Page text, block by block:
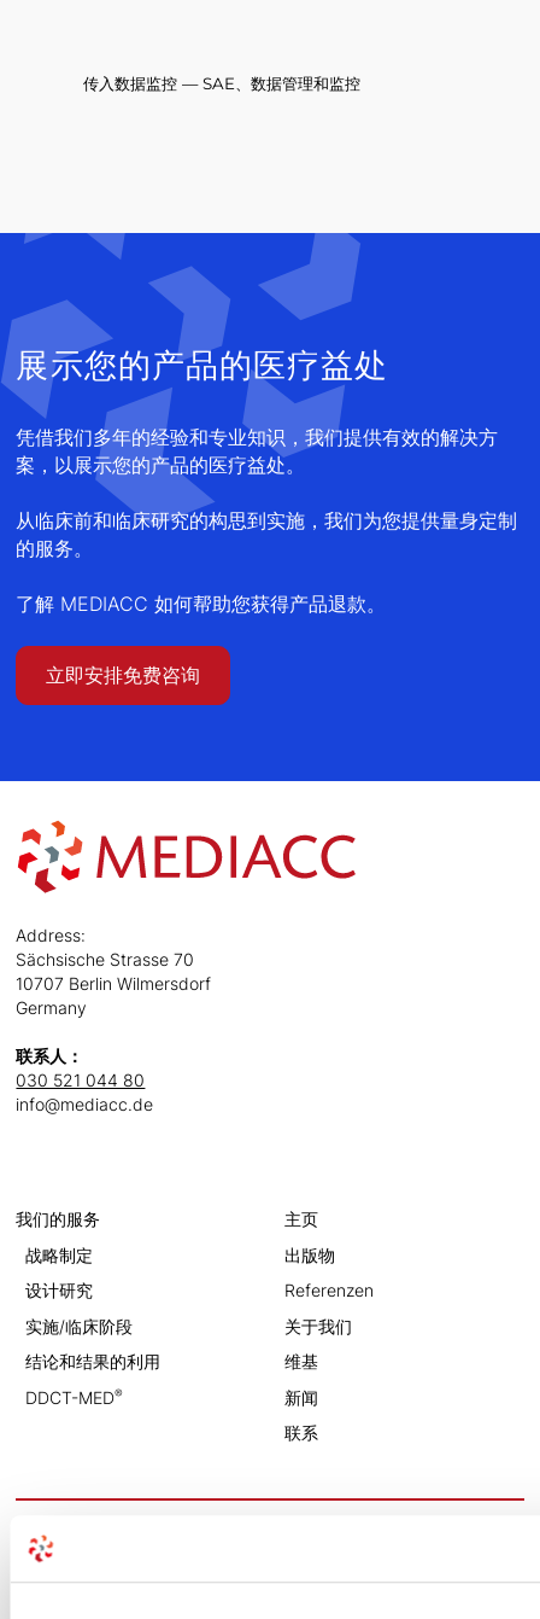
传入数据监控 — SAE、数据管理和监控
展示您的产品的医疗益处
凭借我们多年的经验和专业知识，我们提供有效的解决方
案，以展示您的产品的医疗益处。
从临床前和临床研究的构思到实施，我们为您提供量身定制
的服务。
了解 MEDIACC 如何帮助您获得产品退款。
立即安排免费咨询
Address:
Sächsische Strasse 70
10707 Berlin Wilmersdorf
Germany
联系人：
030 521 044 80
info@mediacc.de
我们的服务
战略制定
设计研究
实施/临床阶段
结论和结果的利用
DDCT-MED®
主页
出版物
Referenzen
关于我们
维基
新闻
联系